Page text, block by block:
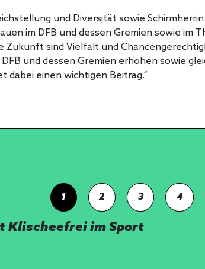
und Diversität sowie
im DFB und dessen Gremien sowie
Zukunft sind Vielfalt und
und dessen Gremien erhöhen sowie
dabei einen wichtigen Beitrag.“
1 2 3 4
Klischeefrei im Sport